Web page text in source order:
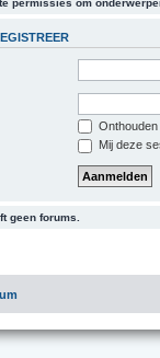
permissies om
Onthouden
Mij deze
geen forums.